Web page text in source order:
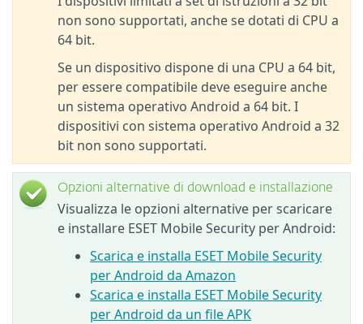
non sono supportati, anche se dotati di CPU a
64 bit.
Se un dispositivo dispone di una CPU a 64 bit,
per essere compatibile deve eseguire anche
un sistema operativo Android a 64 bit. I
dispositivi con sistema operativo Android a 32
bit non sono supportati.
Opzioni alternative di download e installazione
Visualizza le opzioni alternative per scaricare
e installare ESET Mobile Security per Android:
Scarica e installa ESET Mobile Security
per Android da Amazon
Scarica e installa ESET Mobile Security
per Android da un file APK